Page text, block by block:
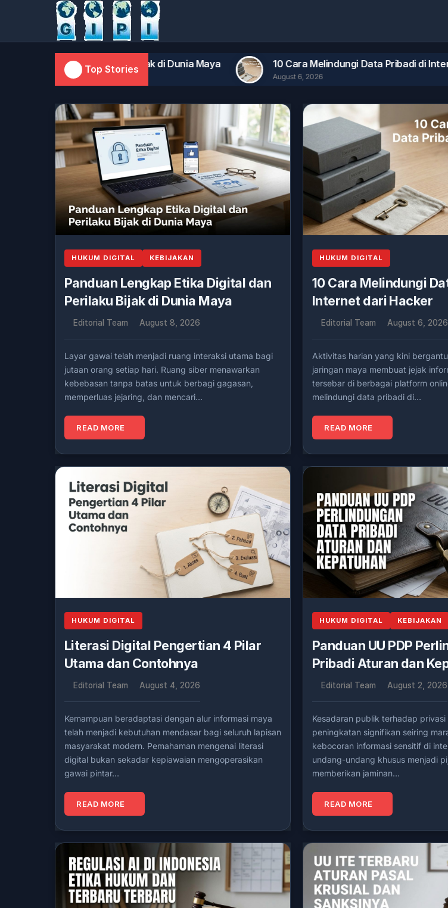
Top Stories
dan Perilaku Bijak di Dunia Maya 10 Cara Melindungi Data Pribadi di Internet dari
August 6, 2026
HUKUM DIGITAL KEBIJAKAN
Panduan Lengkap Etika Digital dan
Perilaku Bijak di Dunia Maya
Editorial Team August 8, 2026
Layar gawai telah menjadi ruang interaksi utama bagi
jutaan orang setiap hari. Ruang siber menawarkan
kebebasan tanpa batas untuk berbagi gagasan,
memperluas jejaring, dan mencari…
READ MORE
HUKUM DIGITAL
10 Cara Melindungi
Internet dari Hacker
Editorial Team August 6, 2026
Aktivitas harian yang kini
jaringan maya membuat jejak
tersebar di berbagai platform
melindungi data pribadi di…
READ MORE
HUKUM DIGITAL
Literasi Digital Pengertian 4 Pilar
Utama dan Contohnya
Editorial Team August 4, 2026
Kemampuan beradaptasi dengan alur informasi maya
telah menjadi kebutuhan mendasar bagi seluruh lapisan
masyarakat modern. Pemahaman mengenai literasi
digital bukan sekadar kepiawaian mengoperasikan
gawai pintar…
READ MORE
HUKUM DIGITAL KEBIJAKAN
Panduan UU PDP
Pribadi Aturan dan
Editorial Team August 2, 2026
Kesadaran publik terhadap
peningkatan signifikan seiring
kebocoran informasi sensitif di
undang-undang khusus menjadi
memberikan jaminan…
READ MORE